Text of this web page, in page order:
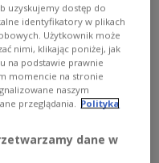
PAP/EPA/OLEG PERTASYUK
uzyskujemy dostęp do
identyfikatory w plikach
Użytkownik może
nimi, klikając poniżej, jak
na podstawie prawnie
momencie na stronie
naszym
przeglądania.
Polityka
dane w